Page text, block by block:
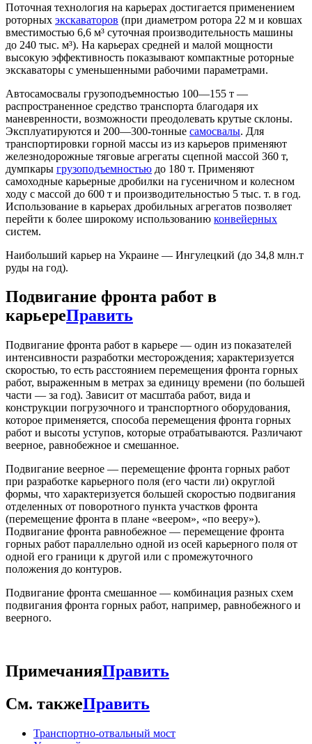
Поточная технология на карьерах достигается применением
роторных экскаваторов (при диаметром ротора 22 м и ковшах
вместимостью 6,6 м³ суточная производительность машины
до 240 тыс. м³). На карьерах средней и малой мощности
высокую эффективность показывают компактные роторные
экскаваторы с уменьшенными рабочими параметрами.
Автосамосвалы грузоподъемностью 100—155 т —
распространенное средство транспорта благодаря их
маневренности, возможности преодолевать крутые склоны.
Эксплуатируются и 200—300-тонные самосвалы. Для
транспортировки горной массы из из карьеров применяют
железнодорожные тяговые агрегаты сцепной массой 360 т,
думпкары грузоподъемностью до 180 т. Применяют
самоходные карьерные дробилки на гусеничном и колесном
ходу с массой до 600 т и производительностью 5 тыс. т. в год.
Использование в карьерах дробильных агрегатов позволяет
перейти к более широкому использованию конвейерных
систем.
Наибольший карьер на Украине — Ингулецкий (до 34,8 млн.т
руды на год).
Подвигание фронта работ в
карьереПравить
Подвигание фронта работ в карьере — один из показателей
интенсивности разработки месторождения; характеризуется
скоростью, то есть расстоянием перемещения фронта горных
работ, выраженным в метрах за единицу времени (по большей
части — за год). Зависит от масштаба работ, вида и
конструкции погрузочного и транспортного оборудования,
которое применяется, способа перемещения фронта горных
работ и высоты уступов, которые отрабатываются. Различают
веерное, равнобежное и смешанное.
Подвигание веерное — перемещение фронта горных работ
при разработке карьерного поля (его части ли) округлой
формы, что характеризуется большей скоростью подвигания
отделенных от поворотного пункта участков фронта
(перемещение фронта в плане «веером», «по вееру»).
Подвигание фронта равнобежное — перемещение фронта
горных работ параллельно одной из осей карьерного поля от
одной его граници к другой или с промежуточного
положения до контуров.
Подвигание фронта смешанное — комбинация разных схем
подвигания фронта горных работ, например, равнобежного и
веерного.
ПримечанияПравить
См. такжеПравить
Транспортно-отвальный мост